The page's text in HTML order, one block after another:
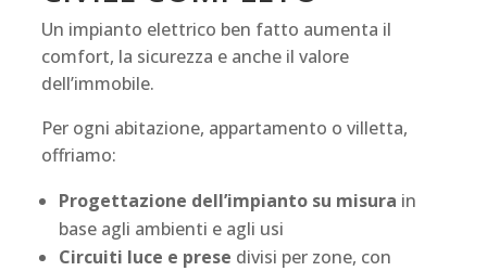
Un impianto elettrico ben fatto aumenta il
comfort, la sicurezza e anche il valore
dell’immobile.
Per ogni abitazione, appartamento o villetta,
offriamo:
Progettazione dell’impianto su misura in
base agli ambienti e agli usi
Circuiti luce e prese divisi per zone, con